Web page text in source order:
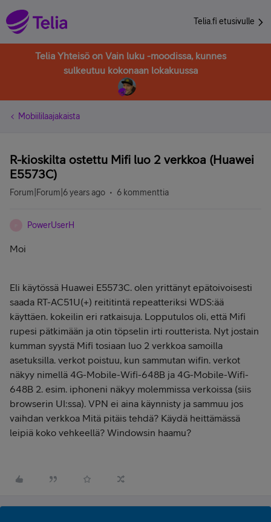
Telia.fi etusivulle
Telia Yhteisö on Vain luku -moodissa, kunnes
sulkeutuu kokonaan lokakuussa
Mobiililaajakaista
R-kioskilta ostettu Mifi luo 2 verkkoa (Huawei
E5573C)
Forum|Forum|6 years ago 6 kommenttia
PowerUserH
Moi
Eli käytössä Huawei E5573C. olen yrittänyt epätoivoisesti
saada RT-AC51U(+) reititintä repeatteriksi WDS:ää
käyttäen. kokeilin eri ratkaisuja. Lopputulos oli, että Mifi
rupesi pätkimään ja otin töpselin irti routterista. Nyt jostain
kumman syystä Mifi tosiaan luo 2 verkkoa samoilla
asetuksilla. verkot poistuu, kun sammutan wifin. verkot
näkyy nimellä 4G-Mobile-Wifi-648B ja 4G-Mobile-Wifi-
648B 2. esim. iphoneni näkyy molemmissa verkoissa (siis
browserin UI:ssa). VPN ei aina käynnisty ja sammuu jos
vaihdan verkkoa Mitä pitäis tehdä? Käydä heittämässä
leipiä koko vehkeellä? Windowsin haamu?